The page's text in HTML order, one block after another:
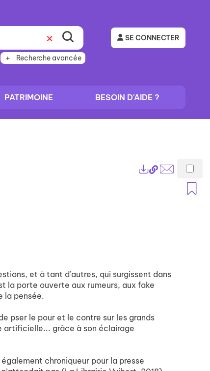
Recherche avancée
SE CONNECTER
PATRIMOINE BESOIN D'AIDE ?
Lien
permanent
(Nouvelle
Envoyer
et à tant d’autres, qui surgissent dans
la porte ouverte aux rumeurs, aux fake
la pensée.
pser le pour et le contre sur les grands
artificielle... grâce à son éclairage
chroniqueur pour la presse